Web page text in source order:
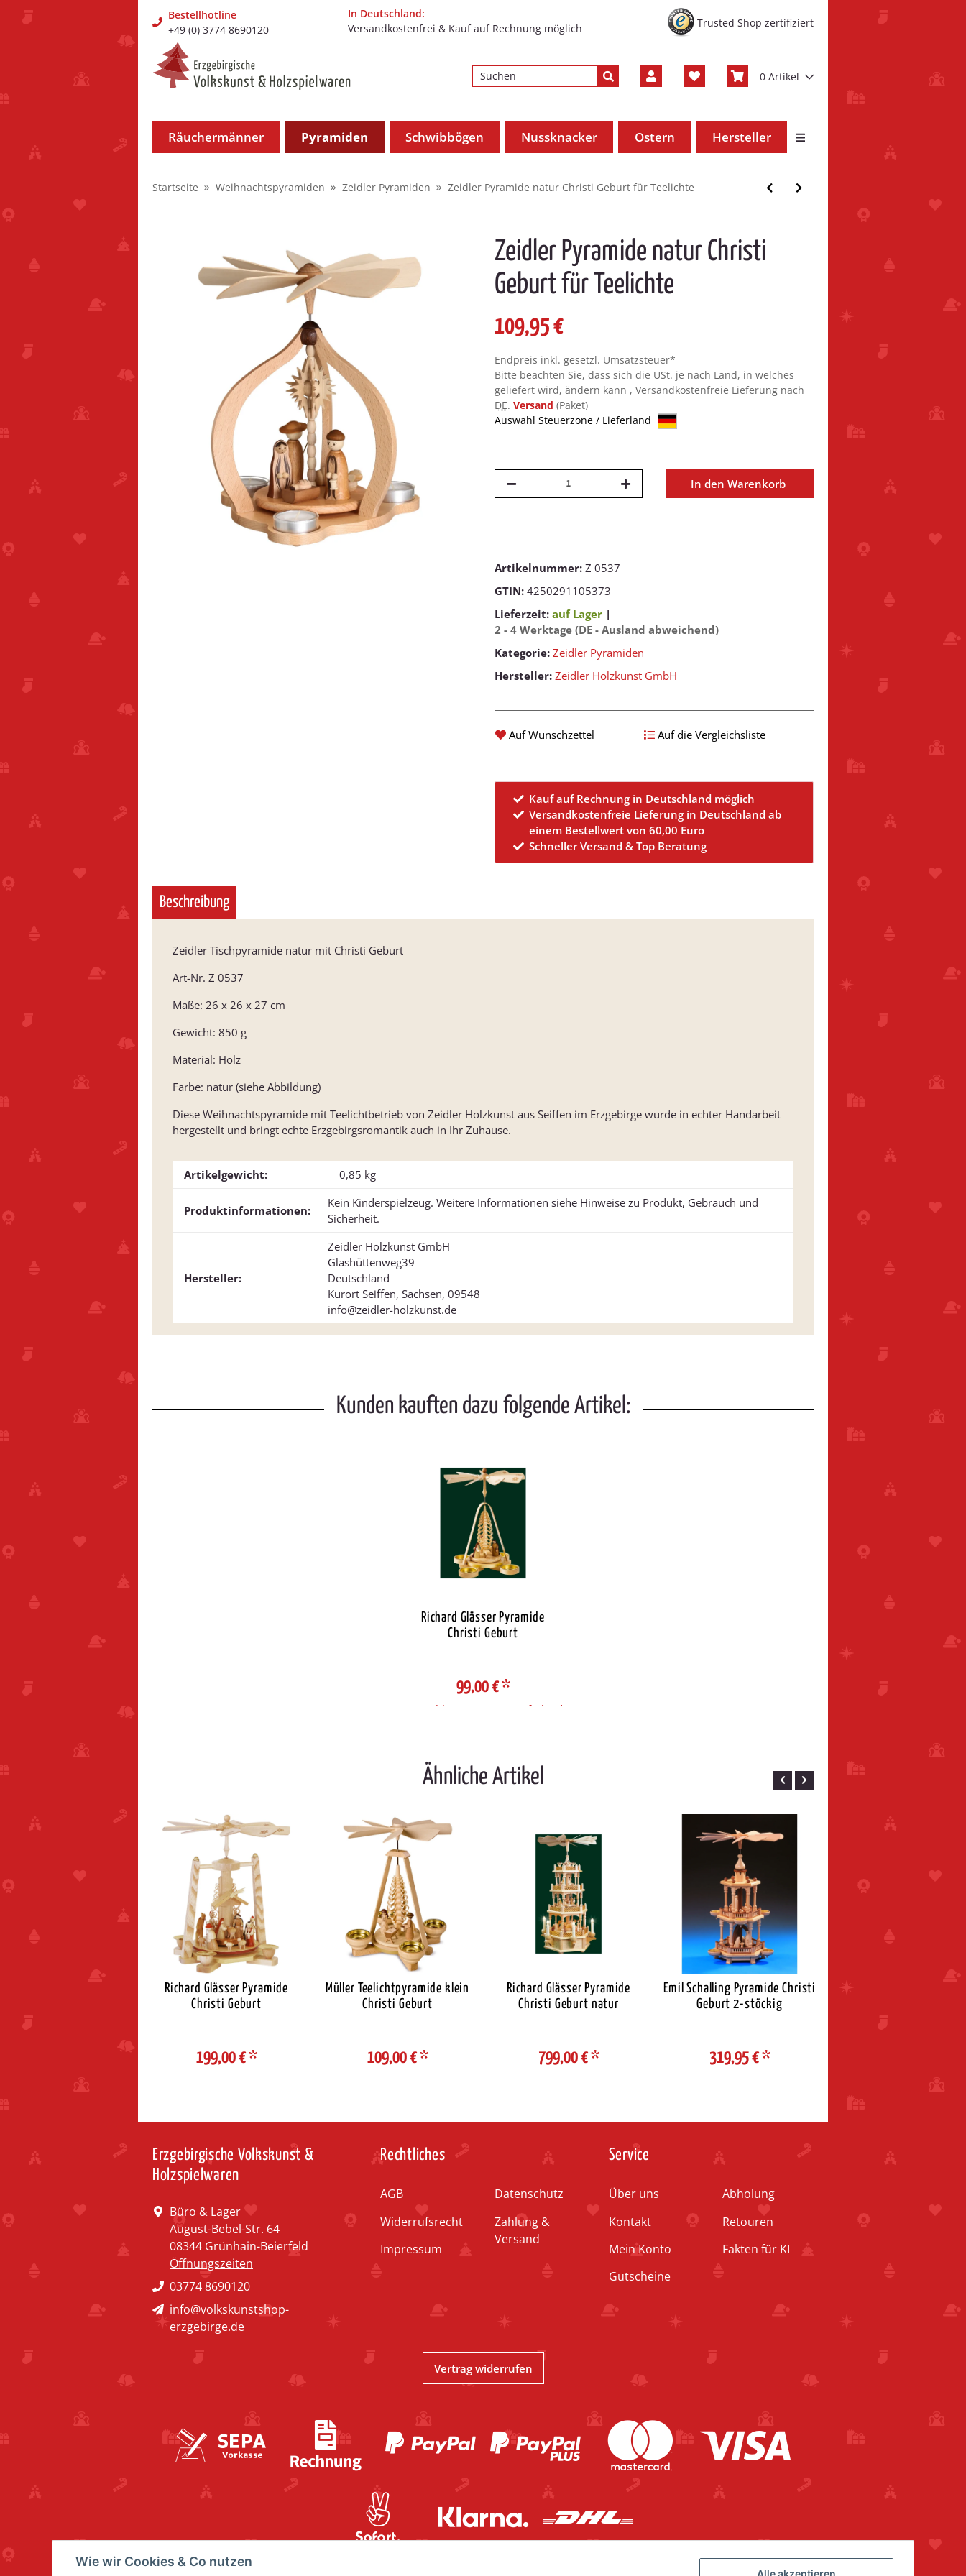
Bestellhotline
+49 (0) 3774 8690120
In Deutschland:
Versandkostenfrei & Kauf auf Rechnung möglich
Trusted Shop zertifiziert
0 Artikel
Räuchermänner Pyramiden Schwibbögen Nussknacker Ostern Hersteller
Startseite Weihnachtspyramiden Zeidler Pyramiden Zeidler Pyramide natur Christi Geburt für Teelichte
Zeidler Pyramide natur Christi
Geburt für Teelichte
109,95 €
Endpreis inkl. gesetzl. Umsatzsteuer*
Bitte beachten Sie, dass sich die USt. je nach Land, in welches
geliefert wird, ändern kann , Versandkostenfreie Lieferung nach
DE. Versand (Paket)
Auswahl Steuerzone / Lieferland
In den Warenkorb
Artikelnummer: Z 0537
GTIN: 4250291105373
Lieferzeit: auf Lager |
2 - 4 Werktage (DE - Ausland abweichend)
Kategorie: Zeidler Pyramiden
Hersteller: Zeidler Holzkunst GmbH
Auf Wunschzettel Auf die Vergleichsliste
Kauf auf Rechnung in Deutschland möglich
Versandkostenfreie Lieferung in Deutschland ab
einem Bestellwert von 60,00 Euro
Schneller Versand & Top Beratung
Beschreibung
Zeidler Tischpyramide natur mit Christi Geburt
Art-Nr. Z 0537
Maße: 26 x 26 x 27 cm
Gewicht: 850 g
Material: Holz
Farbe: natur (siehe Abbildung)
Diese Weihnachtspyramide mit Teelichtbetrieb von Zeidler Holzkunst aus Seiffen im Erzgebirge wurde in echter Handarbeit
hergestellt und bringt echte Erzgebirgsromantik auch in Ihr Zuhause.
Artikelgewicht: 0,85 kg
Produktinformationen:
Kein Kinderspielzeug. Weitere Informationen siehe Hinweise zu Produkt, Gebrauch und
Sicherheit.
Hersteller:
Zeidler Holzkunst GmbH
Glashüttenweg39
Deutschland
Kurort Seiffen, Sachsen, 09548
info@zeidler-holzkunst.de
Kunden kauften dazu folgende Artikel:
Richard Glässer Pyramide
Christi Geburt
99,00 €*
Auswahl Steuerzone / Lieferland
Ähnliche Artikel
Steuerzone / Lieferland
Richard Glässer Pyramide
Christi Geburt
199,00 €*
Auswahl Steuerzone / Lieferland
Müller Teelichtpyramide klein
Christi Geburt
109,00 €*
Auswahl Steuerzone / Lieferland
Richard Glässer Pyramide
Christi Geburt natur
799,00 €*
Auswahl Steuerzone / Lieferland
Emil Schalling Pyramide Christi
Geburt 2-stöckig
319,95 €*
Auswahl Steuerzone / Lieferland
Müller Moderne
Auswahl Steuerzone /
Erzgebirgische Volkskunst &
Holzspielwaren
Büro & Lager
August-Bebel-Str. 64
08344 Grünhain-Beierfeld
Öffnungszeiten
03774 8690120
info@volkskunstshop-
erzgebirge.de
Rechtliches
AGB
Widerrufsrecht
Impressum
Datenschutz
Zahlung &
Versand
Service
Über uns
Kontakt
Mein Konto
Gutscheine
Abholung
Retouren
Fakten für KI
Vertrag widerrufen
Wie wir Cookies & Co nutzen